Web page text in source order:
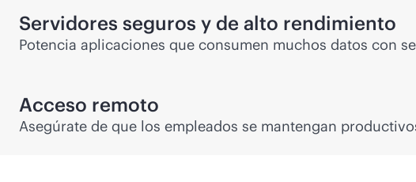
Servidores seguros y de alto rendimiento
Potencia aplicaciones que consumen muchos datos con
Acceso remoto
Asegúrate de que los empleados se mantengan